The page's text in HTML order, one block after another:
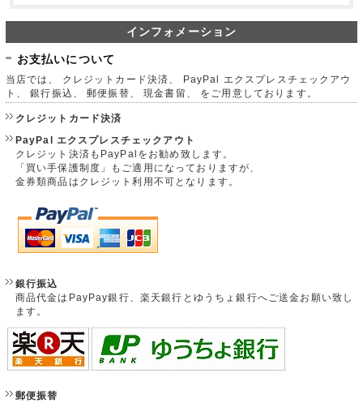
インフォメーション
お支払いについて
当店では、 クレジットカード決済、 PayPal エクスプレスチェックアウ
ト、 銀行振込、 郵便振替、 現金書留、 をご用意しております。
クレジットカード決済
PayPal エクスプレスチェックアウト
クレジット決済もPayPalをお勧め致します。
「買い手保護制度」もご適用になっておりますが、
金券類商品はクレジット利用不可となります。
銀行振込
商品代金はPayPay銀行、楽天銀行とゆうちょ銀行へご送金お願い致し
ます。
郵便振替